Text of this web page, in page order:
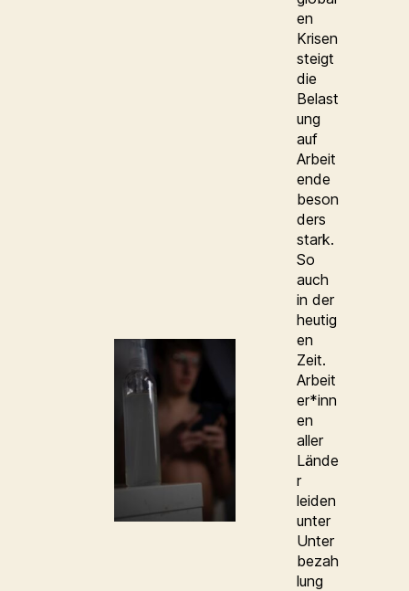
en
Krisen
steigt
die
Belast
ung
auf
Arbeit
ende
beson
ders
stark.
So
auch
in der
heutig
en
Zeit.
Arbeit
er*inn
en
aller
Lände
r
leiden
unter
Unter
bezah
lung